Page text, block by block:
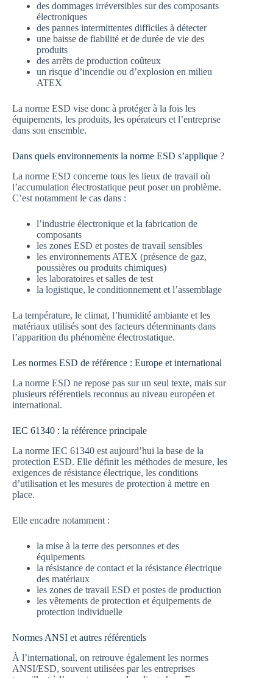
des dommages irréversibles sur des composants
électroniques
des pannes intermittentes difficiles à détecter
une baisse de fiabilité et de durée de vie des
produits
des arrêts de production coûteux
un risque d’incendie ou d’explosion en milieu
ATEX
La norme ESD vise donc à protéger à la fois les
équipements, les produits, les opérateurs et l’entreprise
dans son ensemble.
Dans quels environnements la norme ESD s’applique ?
La norme ESD concerne tous les lieux de travail où
l’accumulation électrostatique peut poser un problème.
C’est notamment le cas dans :
l’industrie électronique et la fabrication de
composants
les zones ESD et postes de travail sensibles
les environnements ATEX (présence de gaz,
poussières ou produits chimiques)
les laboratoires et salles de test
la logistique, le conditionnement et l’assemblage
La température, le climat, l’humidité ambiante et les
matériaux utilisés sont des facteurs déterminants dans
l’apparition du phénomène électrostatique.
Les normes ESD de référence : Europe et international
La norme ESD ne repose pas sur un seul texte, mais sur
plusieurs référentiels reconnus au niveau européen et
international.
IEC 61340 : la référence principale
La norme IEC 61340 est aujourd’hui la base de la
protection ESD. Elle définit les méthodes de mesure, les
exigences de résistance électrique, les conditions
d’utilisation et les mesures de protection à mettre en
place.
Elle encadre notamment :
la mise à la terre des personnes et des
équipements
la résistance de contact et la résistance électrique
des matériaux
les zones de travail ESD et postes de production
les vêtements de protection et équipements de
protection individuelle
Normes ANSI et autres référentiels
À l’international, on retrouve également les normes
ANSI/ESD, souvent utilisées par les entreprises